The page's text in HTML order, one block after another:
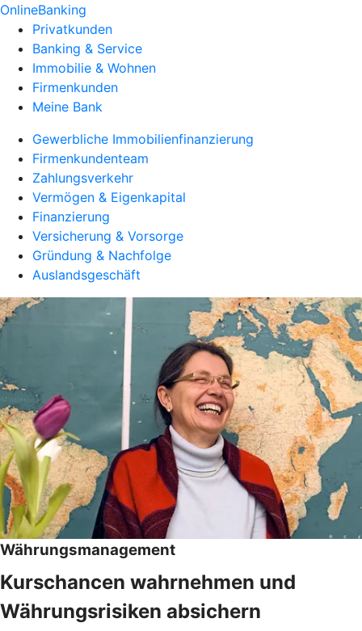
OnlineBanking
Privatkunden
Banking & Service
Immobilie & Wohnen
Firmenkunden
Meine Bank
Gewerbliche Immobilienfinanzierung
Firmenkundenteam
Zahlungsverkehr
Vermögen & Eigenkapital
Finanzierung
Versicherung & Vorsorge
Gründung & Nachfolge
Auslandsgeschäft
Währungsmanagement
Kurschancen wahrnehmen und
Währungsrisiken absichern